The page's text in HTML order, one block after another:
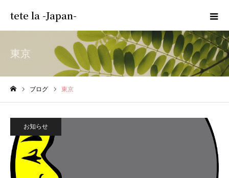
tete la -Japan-
東京
ブログ 東京
お知らせ